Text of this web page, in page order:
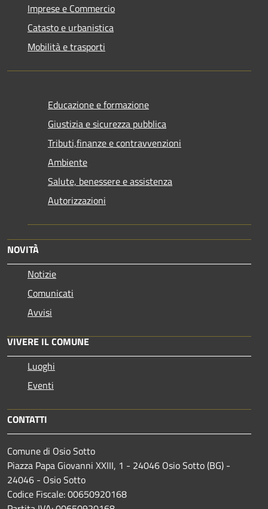
Imprese e Commercio
Catasto e urbanistica
Mobilità e trasporti
Educazione e formazione
Giustizia e sicurezza pubblica
Tributi,finanze e contravvenzioni
Ambiente
Salute, benessere e assistenza
Autorizzazioni
NOVITÀ
Notizie
Comunicati
Avvisi
VIVERE IL COMUNE
Luoghi
Eventi
CONTATTI
Comune di Osio Sotto
Piazza Papa Giovanni XXIII, 1 - 24046 Osio Sotto (BG) -
24046 - Osio Sotto
Codice Fiscale: 00650920168